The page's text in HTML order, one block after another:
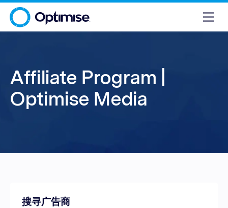
Affiliate Program |
Optimise Media
搜寻广告商